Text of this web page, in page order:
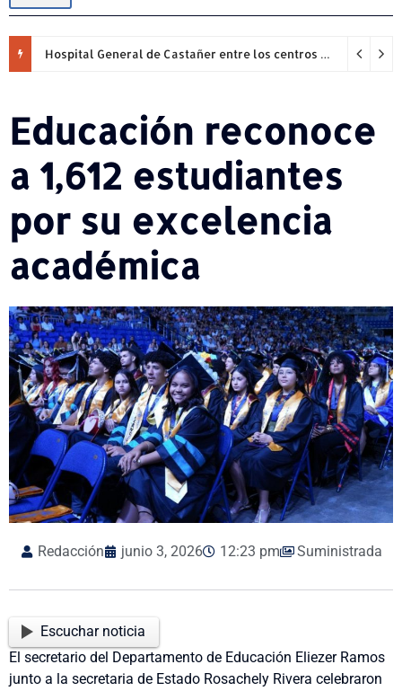
Hospital General de Castañer entre los centros de salud comunitarios con mejor desempeño clínico de Estados Unidos
Educación reconoce
a 1,612 estudiantes
por su excelencia
académica
Redacción junio 3, 2026 12:23 pm Suministrada
Escuchar noticia
El secretario del Departamento de Educación Eliezer Ramos
junto a la secretaria de Estado Rosachely Rivera celebraron